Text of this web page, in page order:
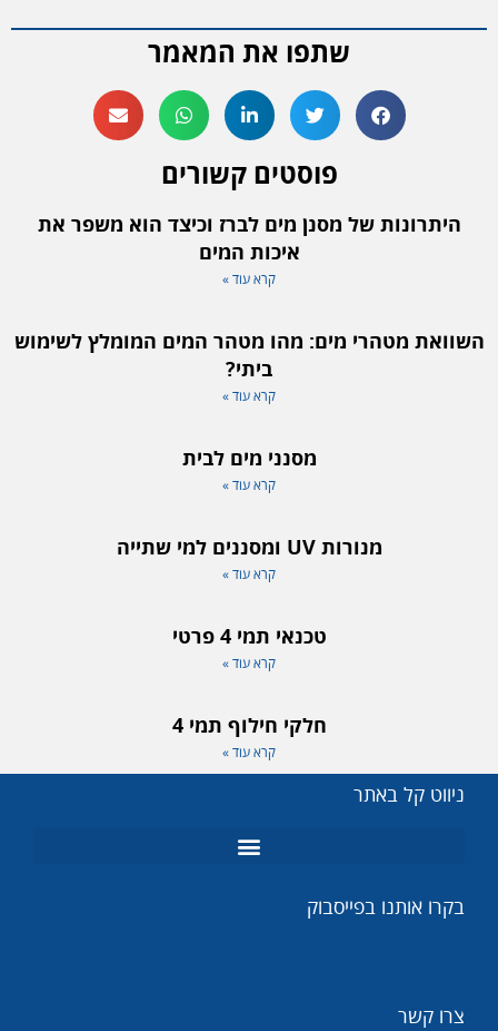
שתפו את המאמר
פוסטים קשורים
היתרונות של מסנן מים לברז וכיצד הוא משפר את
איכות המים
קרא עוד »
השוואת מטהרי מים: מהו מטהר המים המומלץ לשימוש
ביתי?
קרא עוד »
מסנני מים לבית
קרא עוד »
מנורות UV ומסננים למי שתייה
קרא עוד »
טכנאי תמי 4 פרטי
קרא עוד »
חלקי חילוף תמי 4
קרא עוד »
ניווט קל באתר
בקרו אותנו בפייסבוק
צרו קשר